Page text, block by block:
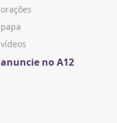
orações
papa
vídeos
anuncie no A12